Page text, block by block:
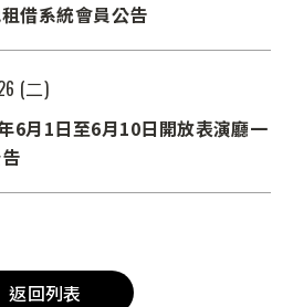
借系統會員公告
(二)
6月1日至6月10日開放表演廳一
返回列表